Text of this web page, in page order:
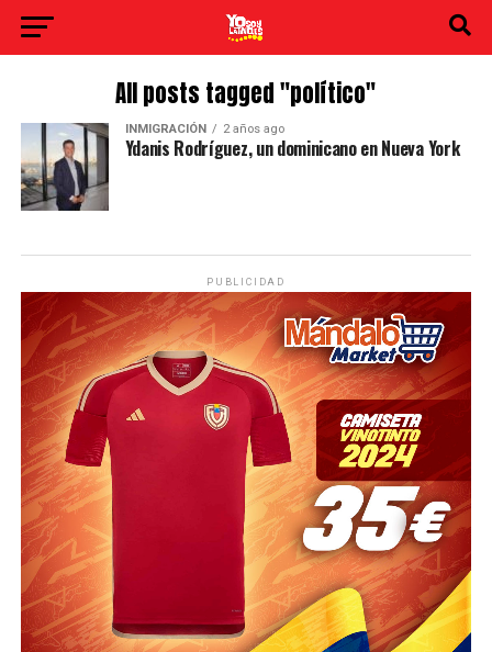
All posts tagged "político"
INMIGRACIÓN 2 años ago
Ydanis Rodríguez, un dominicano en Nueva York
PUBLICIDAD